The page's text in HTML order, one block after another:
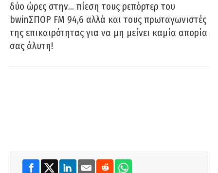
δύο ώρες στην… πίεση τους ρεπόρτερ του
bwinΣΠΟΡ FM 94,6 αλλά και τους πρωταγωνιστές
της επικαιρότητας για να μη μείνει καμία απορία
σας άλυτη!